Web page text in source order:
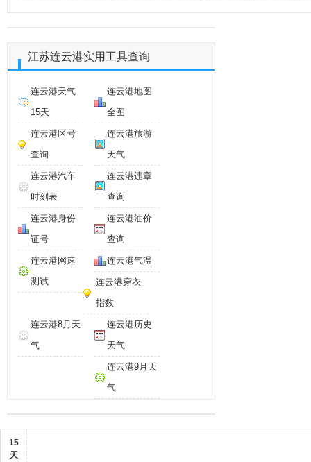
江苏连云港实用工具查询
连云港天气
15天
连云港地图
全图
连云港区号
查询
连云港旅游
天气
连云港汽车
时刻表
连云港违章
查询
连云港身份
证号
连云港油价
查询
连云港网速
测试
连云港气温
连云港穿衣
指数
连云港历史
天气
连云港8月天
气
连云港9月天
气
15
天